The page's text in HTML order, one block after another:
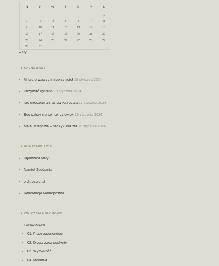
N P W Ś C P S
1
2
3 4 5 6 7
8
9
10 11 12 13 14
15
16
17 18 19 20 21
22
23
24 25 26 27 28
29
30
31
« sty
NAJNOWSZE
Miłujcie waszych nieprzyjaciół 19 stycznia 2024
Utrzymać dystans 18 stycznia 2024
Nie mieczem ani dzidą Pan ocala 17 stycznia 2024
Bóg patrzy nie tak jak człowiek 16 stycznia 2024
Małe ustepstwa – haczyki dla zła 15 stycznia 2024
KONTEMPLACJE
Tajemnica Maryi
Namiot Spotkania
e-dr.jezuici.pl
Rekolekcje wielkopostne
ĆWICZENIA DUCHOWE
FUNDAMENT
01. Praesupponendum
02. Droga przez pustynię
03. Wytrwałość
04. Modlitwa